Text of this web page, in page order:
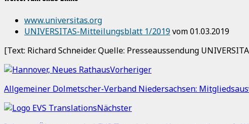
www.universitas.org
UNIVERSITAS-Mitteilungsblatt 1/2019 vom 01.03.2019
[Text: Richard Schneider. Quelle: Presseaussendung
Vorheriger
Allgemeiner Dolmetscher-Verband Niedersachsen:
Nächster